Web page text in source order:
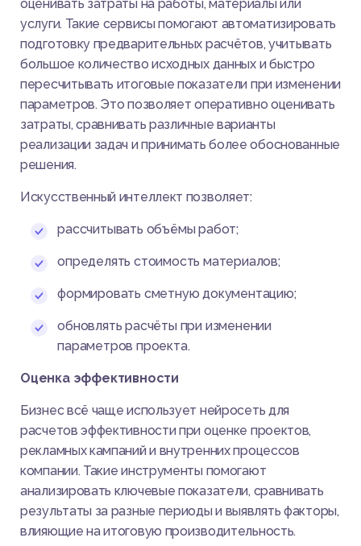
оценивать затраты на работы, материалы или
услуги. Такие сервисы помогают автоматизировать
подготовку предварительных расчётов, учитывать
большое количество исходных данных и быстро
пересчитывать итоговые показатели при изменении
параметров. Это позволяет оперативно оценивать
затраты, сравнивать различные варианты
реализации задач и принимать более обоснованные
решения.
Искусственный интеллект позволяет:
рассчитывать объёмы работ;
определять стоимость материалов;
формировать сметную документацию;
обновлять расчёты при изменении
параметров проекта.
Оценка эффективности
Бизнес всё чаще использует нейросеть для
расчетов эффективности при оценке проектов,
рекламных кампаний и внутренних процессов
компании. Такие инструменты помогают
анализировать ключевые показатели, сравнивать
результаты за разные периоды и выявлять факторы,
влияющие на итоговую производительность.